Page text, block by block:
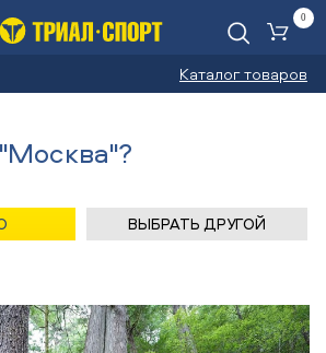
Каталог товаров
0
ВЫБРАТЬ ДРУГОЙ